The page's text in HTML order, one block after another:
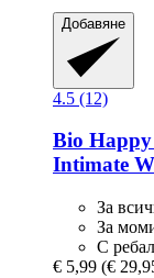
Добавяне
4.5 (12)
Bio Happy
Intimate
За
За
С
€ 5,99 (€